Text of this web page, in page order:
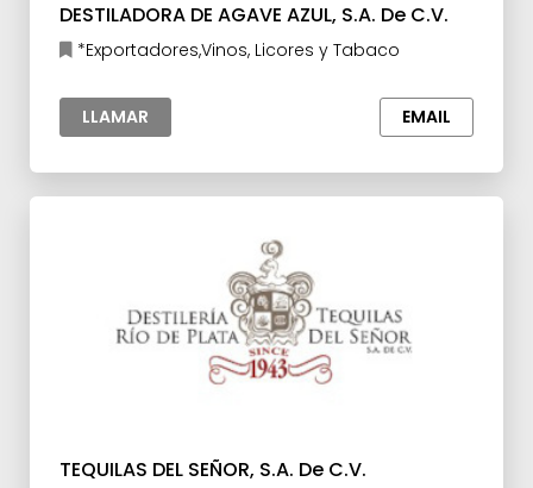
DESTILADORA DE AGAVE AZUL, S.A. De C.V.
*Exportadores,Vinos, Licores y Tabaco
LLAMAR EMAIL
TEQUILAS DEL SEÑOR, S.A. De C.V.